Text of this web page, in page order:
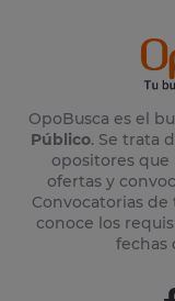
OpoBusca es el
Público. Se trata
opositores que
ofertas y
Convocatorias
conoce los
fechas